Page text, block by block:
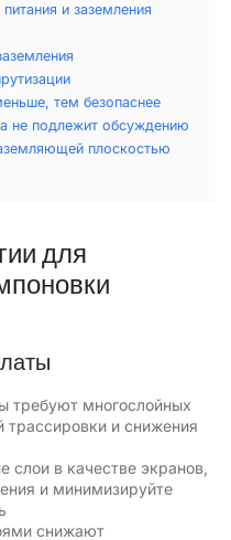
и заземления
тем безопаснее
не подлежит обсуждению
плоскостью
для
требуют многослойных
трассировки и снижения
слои в качестве экранов,
и минимизируйте
снижают